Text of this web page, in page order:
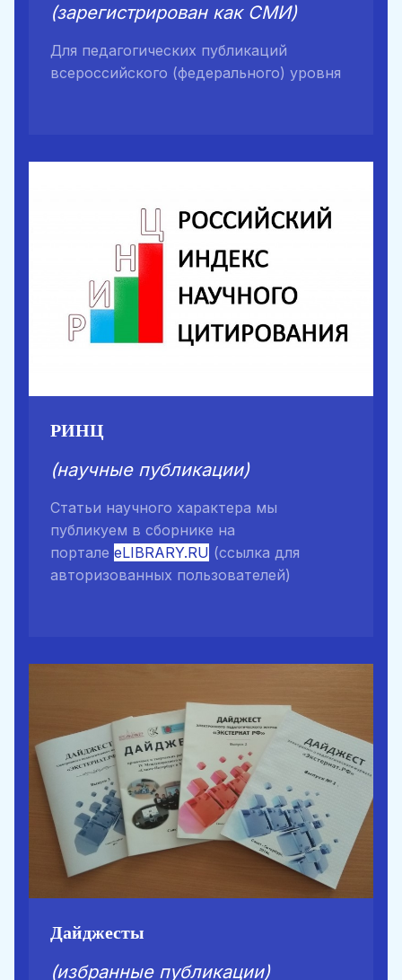
(зарегистрирован как СМИ)
Для педагогических публикаций
всероссийского (федерального) уровня
РИНЦ
(научные публикации)
Статьи научного характера мы
публикуем в сборнике на
портале eLIBRARY.RU (ссылка для
авторизованных пользователей)
Дайджесты
(избранные публикации)